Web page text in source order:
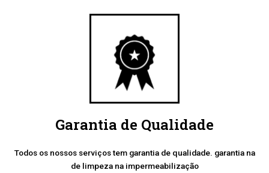
Garantia de Qualidade
Todos os nossos serviços tem garantia de qualidade. garantia na
de limpeza na impermeabilização